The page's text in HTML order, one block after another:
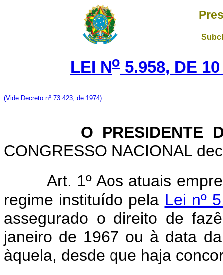
LEI No 5.958, DE
(Vide Decreto nº 73.423, de 1974)
O PRESIDENTE
CONGRESSO NACIONAL
Art. 1º Aos atuais
regime instituído pela Lei nº
assegurado o direito de
janeiro de 1967 ou à data
àquela, desde que haja